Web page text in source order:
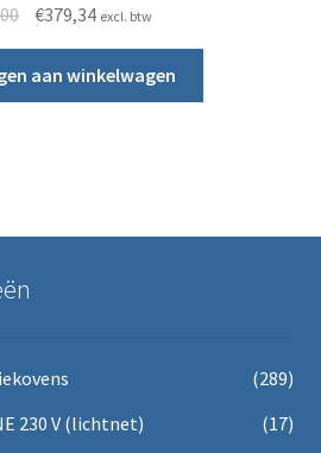
Oorspronkelijke prijs was: €390,00.
€379,34Huidige prijs is: €379,34.
excl. btw
aan winkelwagen
(289)
230 V (lichtnet)
(17)